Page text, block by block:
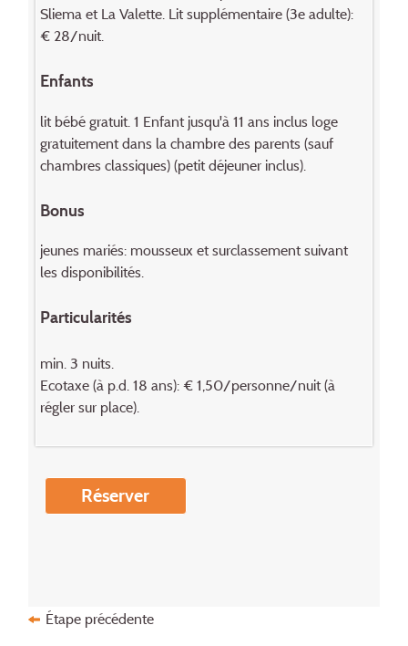
Sliema et La Valette. Lit supplémentaire (3e adulte):
€ 28/nuit.
Enfants
lit bébé gratuit. 1 Enfant jusqu'à 11 ans inclus loge
gratuitement dans la chambre des parents (sauf
chambres classiques) (petit déjeuner inclus).
Bonus
jeunes mariés: mousseux et surclassement suivant
les disponibilités.
Particularités
min. 3 nuits.
Ecotaxe (à p.d. 18 ans): € 1,50/personne/nuit (à
régler sur place).
Réserver
Étape précédente